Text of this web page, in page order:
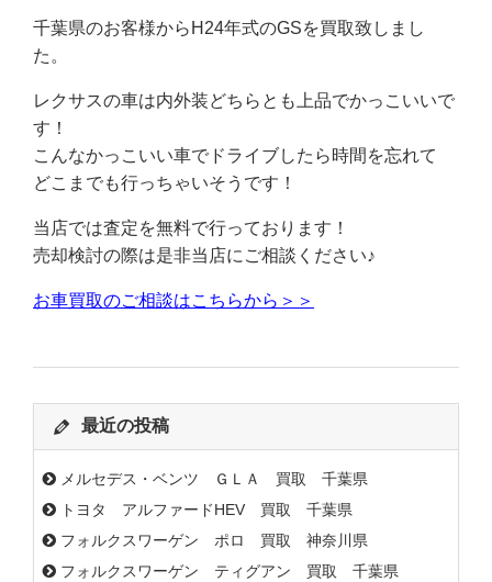
千葉県のお客様からH24年式のGSを買取致しまし
た。
レクサスの車は内外装どちらとも上品でかっこいいで
す！
こんなかっこいい車でドライブしたら時間を忘れて
どこまでも行っちゃいそうです！
当店では査定を無料で行っております！
売却検討の際は是非当店にご相談ください♪
お車買取のご相談はこちらから＞＞
最近の投稿
メルセデス・ベンツ ＧＬＡ 買取 千葉県
トヨタ アルファードHEV 買取 千葉県
フォルクスワーゲン ポロ 買取 神奈川県
フォルクスワーゲン ティグアン 買取 千葉県